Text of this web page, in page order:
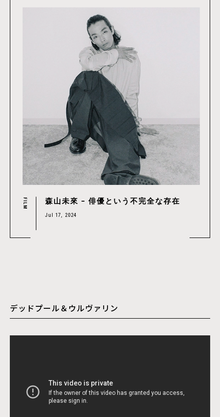
FILM 森山未來 – 俳優という不完全な存在
Jul 17, 2024
デッドプール＆ウルヴァリン